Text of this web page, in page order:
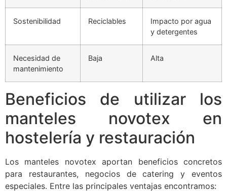
Sostenibilidad Reciclables
Impacto por agua
y detergentes
Necesidad de
mantenimiento
Baja Alta
Beneficios de utilizar los
manteles novotex en
hostelería y restauración
Los manteles novotex aportan beneficios concretos
para restaurantes, negocios de catering y eventos
especiales. Entre las principales ventajas encontramos: